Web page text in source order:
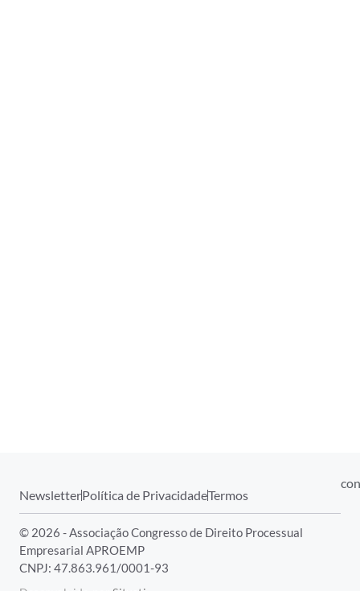
NewsletterPolítica de PrivacidadeTermos
© 2026 - Associação Congresso de Direito Processual
Empresarial APROEMP
CNPJ: 47.863.961/0001-93